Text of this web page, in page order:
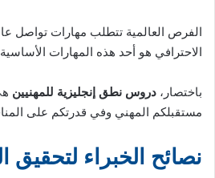
الفرص العالمية تتطلب مهارات تواصل
الاحترافي هو أحد هذه المهارات
باختصار، دروس نطق إنجليزية للمهنيين
مستقبلكم المهني وفي قدرتكم على
نصائح الخبراء لتحقيق